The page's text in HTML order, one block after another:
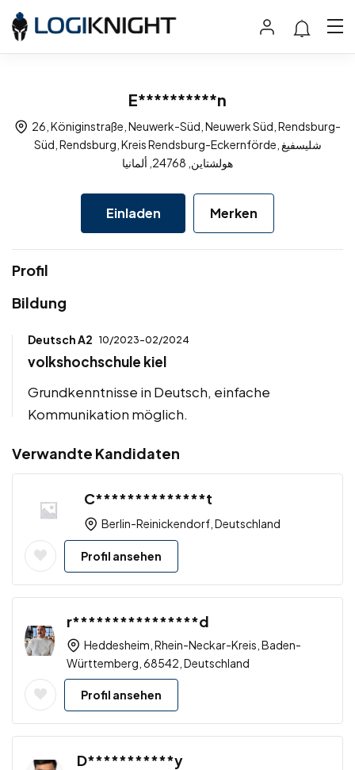
E**********n
26, Königinstraße, Neuwerk-Süd, Neuwerk Süd, Rendsburg-
Süd, Rendsburg, Kreis Rendsburg-Eckernförde, شليسفيغ
هولشتاين, 24768, ألمانيا
Einladen Merken
Profil
Bildung
Deutsch A2 10/2023-02/2024
volkshochschule kiel
Grundkenntnisse in Deutsch, einfache
Kommunikation möglich.
Verwandte Kandidaten
C**************t
Berlin-Reinickendorf, Deutschland
Profil ansehen
r****************d
Heddesheim, Rhein-Neckar-Kreis, Baden-
Württemberg, 68542, Deutschland
Profil ansehen
D***********y